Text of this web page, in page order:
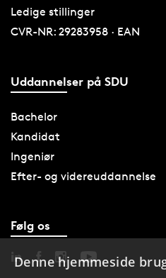
Ledige stillinger
CVR-NR: 29283958 · EAN
Uddannelser på SDU
Bachelor
Kandidat
Ingeniør
Efter- og videreuddannelse
Følg os
Denne hjemmeside